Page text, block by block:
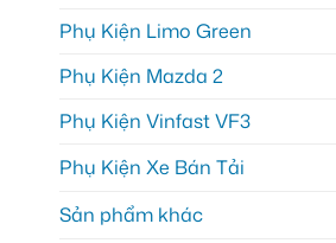
Phụ Kiện Limo Green
Phụ Kiện Mazda 2
Phụ Kiện Vinfast VF3
Phụ Kiện Xe Bán Tải
Sản phẩm khác